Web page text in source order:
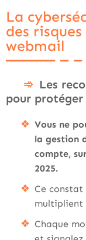
La
des
webmail
Les
pour
Vous ne
la gestion
compte,
2025.
Ce constat
multiplient
Chaque